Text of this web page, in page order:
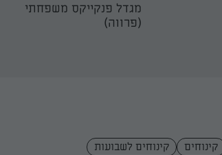
מגדל פנקייקס משפחתי
(פרווה)
קינוחים קינוחים לשבועות